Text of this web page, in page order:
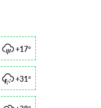
+17°
+31°